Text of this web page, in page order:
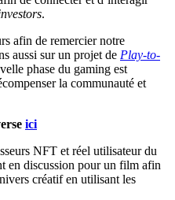
.
afin de remercier notre
aussi sur un projet de Play-to-
phase du gaming est
la communauté et
ici
NFT et réel utilisateur du
en discussion pour un film afin
créatif en utilisant les